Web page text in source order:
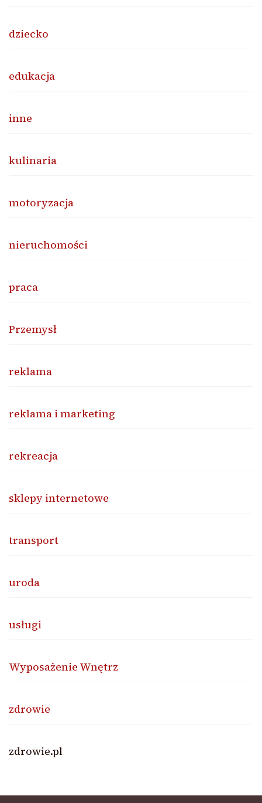
dziecko
edukacja
inne
kulinaria
motoryzacja
nieruchomości
praca
Przemysł
reklama
reklama i marketing
rekreacja
sklepy internetowe
transport
uroda
usługi
Wyposażenie Wnętrz
zdrowie
zdrowie.pl